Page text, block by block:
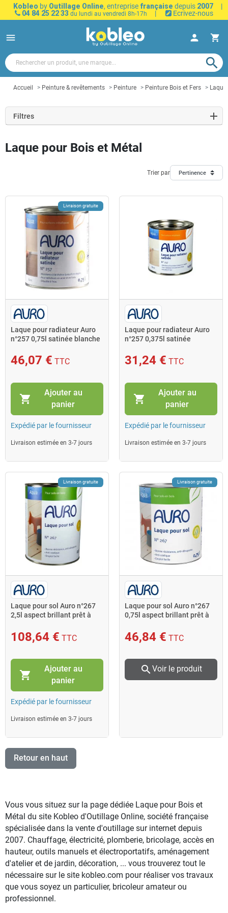
Kobleo by Outillage Online, entreprise française depuis 2007
|
04 84 25 22 33 du lundi au vendredi 8h-17h | Ecrivez-nous
menu person shopping_cart
search
Accueil Peinture & revêtements Peinture Peinture Bois et Fers
Filtres
Laque pour Bois et Métal
Trier par Pertinence
Livraison gratuite
Laque pour radiateur Auro
n°257 0,75l satinée blanche
46,07 € TTC
shopping_cart
Ajouter au
panier
Expédié par le fournisseur
Livraison estimée en 3-7 jours
Laque pour radiateur Auro
n°257 0,375l satinée
31,24 € TTC
shopping_cart
Ajouter au
panier
Expédié par le fournisseur
Livraison estimée en 3-7 jours
Livraison gratuite
Laque pour sol Auro n°267
2,5l aspect brillant prêt à
108,64 € TTC
shopping_cart
Ajouter au
panier
Expédié par le fournisseur
Livraison estimée en 3-7 jours
Livraison gratuite
Laque pour sol Auro n°267
0,75l aspect brillant prêt à
46,84 € TTC
search Voir le produit
Retour en haut
Vous vous situez sur la page dédiée Laque pour Bois et
Métal du site Kobleo d'Outillage Online, société française
spécialisée dans la vente d'outillage sur internet depuis
2007. Chauffage, électricité, plomberie, bricolage, accès en
hauteur, outils manuels et électroportatifs, aménagement
d'atelier et de jardin, décoration, ... vous trouverez tout le
nécessaire sur le site kobleo.com pour réaliser vos travaux
que vous soyez un particulier, bricoleur amateur ou
professionnel.